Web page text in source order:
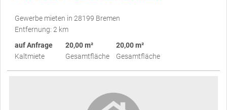
Gewerbe mieten in 28199 Bremen
Entfernung: 2 km
auf Anfrage
Kaltmiete
20,00 m²
Gesamtfläche
20,00 m²
Gesamtfläche